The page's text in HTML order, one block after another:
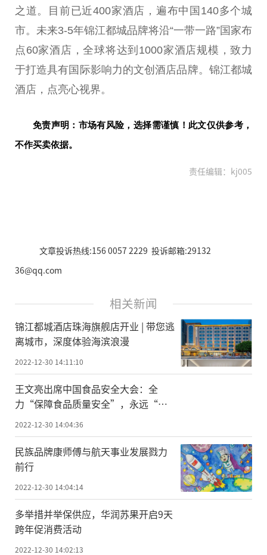
之道。目前已近400家酒店，遍布中国140多个城
市。未来3-5年锦江都城品牌将沿“一带一路”国家布
点60家酒店，全球将达到1000家酒店规模，致力
于打造具有国际影响力的文创酒店品牌。锦江都城
酒店，点亮心视界。
免责声明：市场有风险，选择需谨慎！此文仅供参考，
不作买卖依据。
责任编辑：kj005
文章投诉热线:156 0057 2229 投诉邮箱:29132
36@qq.com
相关新闻
锦江都城酒店珠海旗舰店开业 | 带您逃
离城市，深度体验海滨浪漫
2022-12-30 14:11:10
王文亮出席中国食品安全大会：全
力“保障食品质量安全”，永远“守
护人民群众健康”
2022-12-30 14:04:36
民族品牌康师傅与航天事业发展戮力
前行
2022-12-30 14:04:14
多举措并举保供应，华润苏果开启9天
跨年促消费活动
2022-12-30 14:02:13